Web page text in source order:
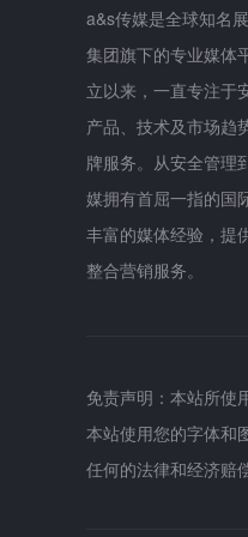
a&s传媒是全球知名
集团旗下的专业媒体
立以来，一直专注于
产品、技术及市场趋
牌服务。从安全管理
媒拥有首屈一指的国
丰富的媒体经验，提
整合营销服务。
免责声明：本站所使
本站使用您的字体和
任何的法律和经济赔